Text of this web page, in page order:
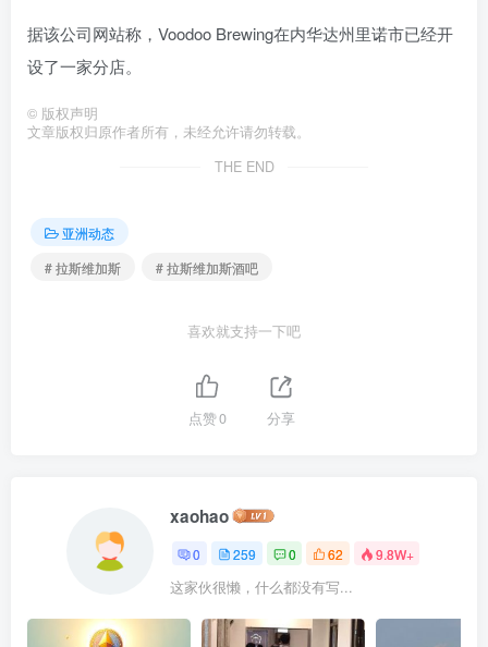
据该公司网站称，Voodoo Brewing在内华达州里诺市已经开
设了一家分店。
© 版权声明
文章版权归原作者所有，未经允许请勿转载。
THE END
亚洲动态
# 拉斯维加斯
# 拉斯维加斯酒吧
喜欢就支持一下吧
点赞0 分享
xaohao
0 259 0 62 9.8W+
这家伙很懒，什么都没有写...